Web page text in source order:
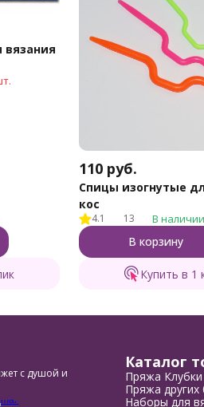
вязания
110 руб.
Спицы изогнутые
кос
4.1 13 В наличии
В корзину
Купить в 1
с душой и
Каталог
Пряжа Клубки
Пряжа других
Наборы для